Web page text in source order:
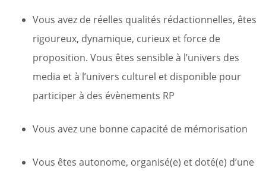
Vous avez de réelles qualités rédactionnelles, êtes
rigoureux, dynamique, curieux et force de
proposition. Vous êtes sensible à l’univers des
media et à l’univers culturel et disponible pour
participer à des évènements RP
Vous avez une bonne capacité de mémorisation
Vous êtes autonome, organisé(e) et doté(e) d’une